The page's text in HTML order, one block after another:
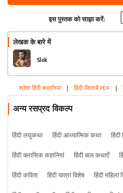
इस पुस्तक को साझा करें:
लेखक के बारे में
Slok
श्रेष्ठ हिंदी कहानियां | हिंदी किताबें PDF |
अन्य रसप्रद विकल्प
हिंदी लघुकथा हिंदी आध्यात्मिक कथा
हिंदी क्लासिक कहानियां
हिंदी बाल कथाएँ
हिंदी कविता
हिंदी यात्रा विशेष हिंदी महिला